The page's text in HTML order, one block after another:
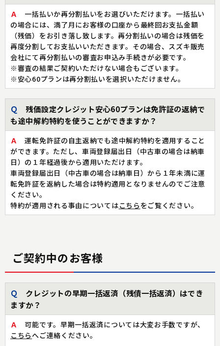
Ａ
一括払いか再分割払いをお選びいただけます。一括払い
の場合には、満了月にお客様の口座から最終回お支払金額
（残価）をお引き落し致します。再分割払いの場合は残価を
再度分割してお支払いいただきます。その場合、スズキ販売
会社にて再分割払いの審査お申込み手続きが必要です。
※審査の結果ご契約いただけない場合もございます。
※安心60プランは再分割払いを選択いただけません。
Ｑ
残価設定クレジット安心60プランは免許証の返納で
も途中解約特約を使うことができますか？
Ａ
運転免許証の自主返納でも途中解約特約を適用すること
ができます。ただし、車両登録届出日（中古車の場合は納車
日）の１年経過後から適用いただけます。
車両登録届出日（中古車の場合は納車日）から１年未満に運
転免許証を返納した場合は特約適用となりませんのでご注意
ください。
特約が適用される事由についてはこちら をご覧ください。
ご契約中のお客様
Ｑ
クレジットの早期一括返済（残債一括返済）はでき
ますか？
Ａ
可能です。早期一括返済については大変お手数ですが、
こちら へご連絡ください。